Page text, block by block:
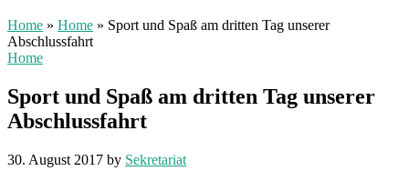
Home » Home » Sport und Spaß am dritten Tag unserer
Abschlussfahrt
Home
Sport und Spaß am dritten Tag unserer
Abschlussfahrt
30. August 2017 by Sekretariat